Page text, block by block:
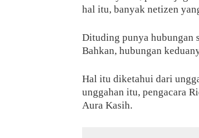
hal itu, banyak netizen
Dituding punya hubungan
Bahkan, hubungan
Hal itu diketahui dari
unggahan itu, pengacara
Aura Kasih.